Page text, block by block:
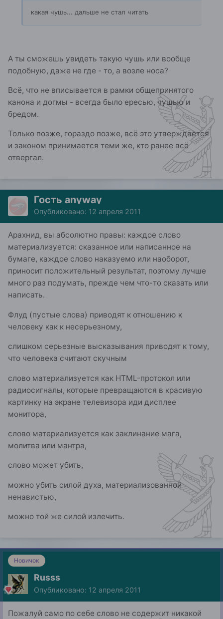
какая чушь... дальше не стал читать
А ты сможешь увидеть такую чушь или вообще
подобную, даже не где - то, а возле носа?
Всё, что не вписывается в рамки общепринятого
канона и догмы - всегда было ересью, чушью и
бредом.
Только позже, гораздо позже, всё это утверждается
и законом принимается теми же, кто ранее всё
отвергал.
Гость anyway
Опубликовано: 12 апреля 2011
Арахнид, вы абсолютно правы: каждое слово
материализуется: сказанное или написанное на
бумаге, каждое слово наказуемо или наоборот,
приносит положительный результат, поэтому лучше
много раз подумать, прежде чем что-то сказать или
написать.
Флуд (пустые слова) приводят к отношению к
человеку как к несерьезному,
слишком серьезные высказывания приводят к тому,
что человека считают скучным
слово материализуется как HTML-протокол или
радиосигналы, которые превращаются в красивую
картинку на экране телевизора иди дисплее
монитора,
слово материализуется как заклинание мага,
молитва или мантра,
слово может убить,
можно убить силой духа, материализованной
ненавистью,
можно той же силой излечить.
Новичок
Russs
Опубликовано: 12 апреля 2011
Пожалуй само по себе слово не содержит никакой